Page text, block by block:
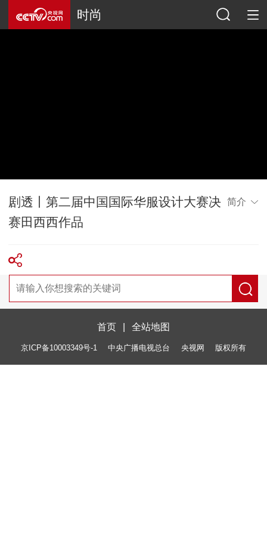
时尚
剧透丨第二届中国国际华服设计大赛决
赛田西西作品
简介
首页 全站地图
京ICP备10003349号-1 中央广播电视总台 央视网 版权所有